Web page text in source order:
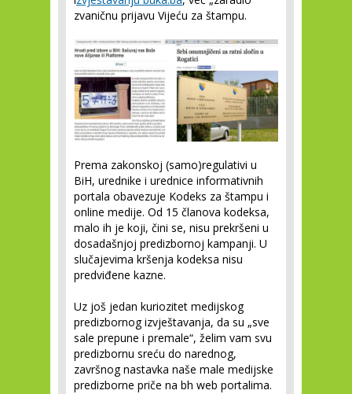
zvaničnu prijavu Vijeću za štampu.
Prema zakonskoj (samo)regulativi u
BiH, urednike i urednice informativnih
portala obavezuje Kodeks za štampu i
online medije. Od 15 članova kodeksa,
malo ih je koji, čini se, nisu prekršeni u
dosadašnjoj predizbornoj kampanji. U
slučajevima kršenja kodeksa nisu
predviđene kazne.
Uz još jedan kuriozitet medijskog
predizbornog izvještavanja, da su „sve
sale prepune i premale“, želim vam svu
predizbornu sreću do narednog,
završnog nastavka naše male medijske
predizborne priče na bh web portalima.